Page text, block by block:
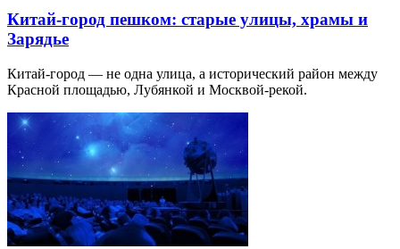
Китай-город пешком: старые улицы, храмы и
Зарядье
Китай-город — не одна улица, а исторический район между
Красной площадью, Лубянкой и Москвой-рекой.